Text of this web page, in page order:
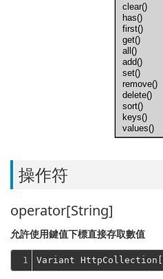
clear()
has()
first()
get()
all()
add()
set()
remove()
delete()
sort()
keys()
values()
操作符
operator[String]
允許使用鍵值下標直接存取數值
1 Variant HttpCollection[